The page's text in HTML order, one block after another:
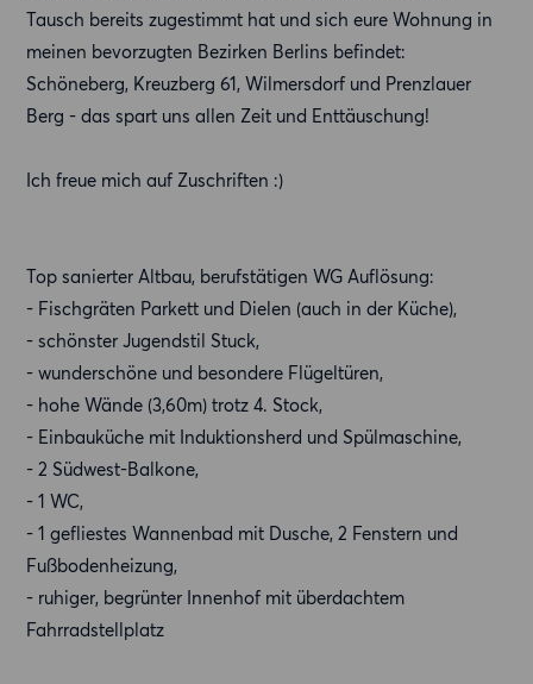
Tausch bereits zugestimmt hat und sich eure Wohnung in
meinen bevorzugten Bezirken Berlins befindet:
Schöneberg, Kreuzberg 61, Wilmersdorf und Prenzlauer
Berg - das spart uns allen Zeit und Enttäuschung!
Ich freue mich auf Zuschriften :)
Top sanierter Altbau, berufstätigen WG Auflösung:
- Fischgräten Parkett und Dielen (auch in der Küche),
- schönster Jugendstil Stuck,
- wunderschöne und besondere Flügeltüren,
- hohe Wände (3,60m) trotz 4. Stock,
- Einbauküche mit Induktionsherd und Spülmaschine,
- 2 Südwest-Balkone,
- 1 WC,
- 1 gefliestes Wannenbad mit Dusche, 2 Fenstern und
Fußbodenheizung,
- ruhiger, begrünter Innenhof mit überdachtem
Fahrradstellplatz